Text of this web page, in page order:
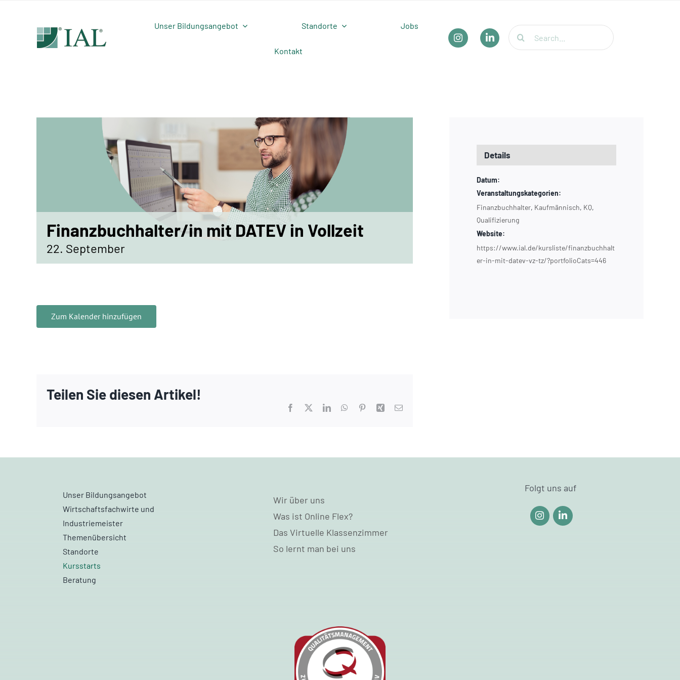
Unser Bildungsangebot Standorte Jobs
Kontakt
Suche
nach:
Finanzbuchhalter/in mit DATEV in Vollzeit
22. September
Zum Kalender hinzufügen
Teilen Sie diesen Artikel!
Facebook LinkedInWhatsApp
PinterestXing E-
Details
Datum:
Veranstaltungskategorien:
Finanzbuchhalter, Kaufmännisch, KQ,
Qualifizierung
Website:
https://www.ial.de/kursliste/finanzbuchhalt
er-in-mit-datev-vz-tz/?portfolioCats=446
Unser Bildungsangebot
Wirtschaftsfachwirte und
Industriemeister
Themenübersicht
Standorte
Kursstarts
Beratung
Wir über uns
Was ist Online Flex?
Das Virtuelle Klassenzimmer
So lernt man bei uns
Folgt uns auf